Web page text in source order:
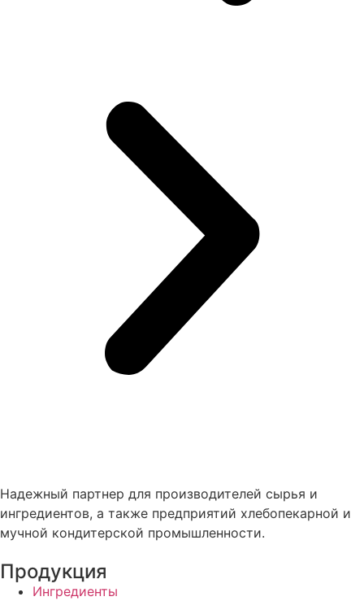
Надежный партнер для производителей сырья и
ингредиентов, а также предприятий хлебопекарной и
мучной кондитерской промышленности.
Продукция
Ингредиенты